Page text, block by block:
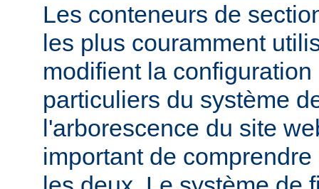
Les conteneurs de
les plus couramment
modifient la
particuliers du système
l'arborescence du site
important de